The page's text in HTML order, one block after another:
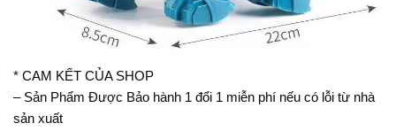
* CAM KẾT CỦA SHOP
– Sản Phẩm Được Bảo hành 1 đổi 1 miễn phí nếu có lỗi từ nhà
sản xuất